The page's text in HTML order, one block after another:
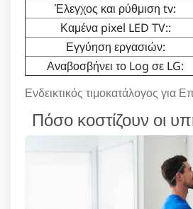
Ενδεικτικός τιμοκατάλογος για
Έλεγχος και ρύθμιση tv:
Καμένα pixel LED TV::
Εγγύηση εργασιών:
Αναβοσβήνει το Log σε LG:
Πόσο κοστίζουν οι